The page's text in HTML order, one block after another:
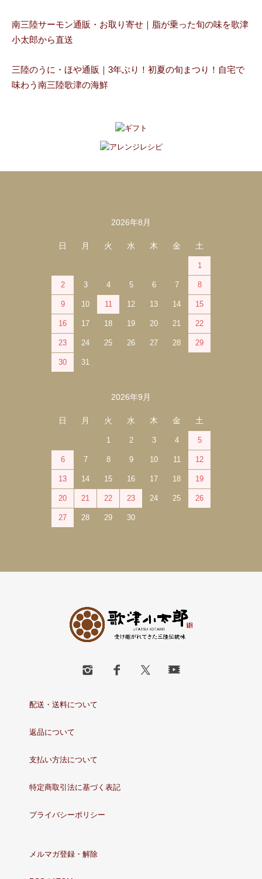
南三陸サーモン通販・お取り寄せ｜脂が乗った旬の味を歌津
小太郎から直送
三陸のうに・ほや通販｜3年ぶり！初夏の旬まつり！自宅で
味わう南三陸歌津の海鮮
2026年8月
日 月 火 水 木 金 土
1
2 3 4 5 6 7 8
9 10 11 12 13 14 15
16 17 18 19 20 21 22
23 24 25 26 27 28 29
30 31
2026年9月
日 月 火 水 木 金 土
1 2 3 4 5
6 7 8 9 10 11 12
13 14 15 16 17 18 19
20 21 22 23 24 25 26
27 28 29 30
配送・送料について
返品について
支払い方法について
特定商取引法に基づく表記
プライバシーポリシー
メルマガ登録・解除